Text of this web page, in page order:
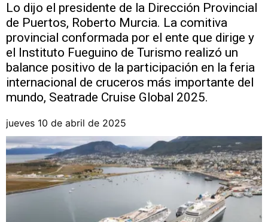
Lo dijo el presidente de la Dirección Provincial
de Puertos, Roberto Murcia. La comitiva
provincial conformada por el ente que dirige y
el Instituto Fueguino de Turismo realizó un
balance positivo de la participación en la feria
internacional de cruceros más importante del
mundo, Seatrade Cruise Global 2025.
jueves 10 de abril de 2025